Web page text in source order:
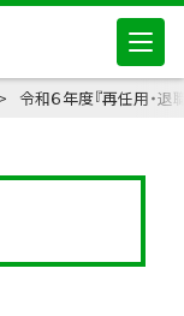
令和６年度『再任用・